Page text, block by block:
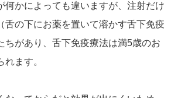
何かによっても違いますが、注射だけ
舌の下にお薬を置いて溶かす舌下免疫
ちがあり、舌下免疫療法は満5歳のお
ます。